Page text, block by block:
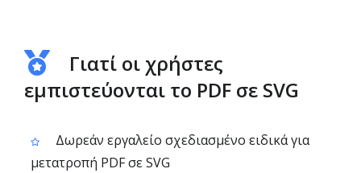
Γιατί οι χρήστες
εμπιστεύονται το PDF σε SVG
Δωρεάν εργαλείο σχεδιασμένο ειδικά για
μετατροπή PDF σε SVG